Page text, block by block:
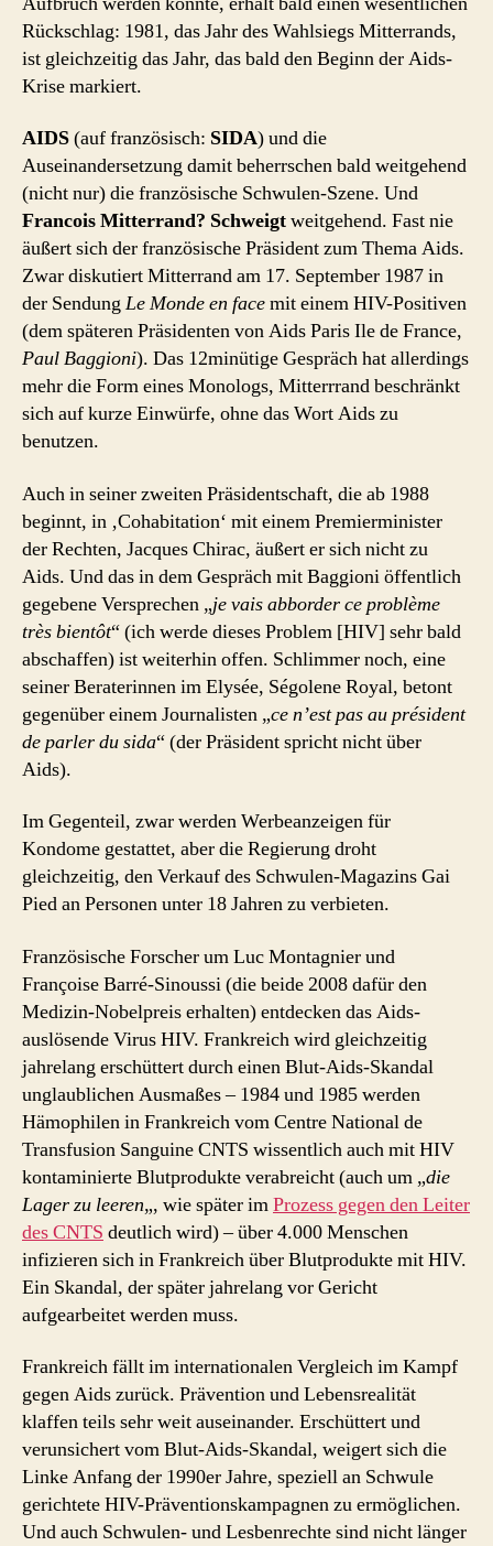
Rückschlag: 1981, das Jahr des Wahlsiegs Mitterrands,
ist gleichzeitig das Jahr, das bald den Beginn der Aids-
Krise markiert.
AIDS(auf französisch: SIDA) und die
Auseinandersetzung damit beherrschen bald weitgehend
(nicht nur) die französische Schwulen-Szene. Und
Francois Mitterrand? Schweigtweitgehend. Fast nie
äußert sich der französische Präsident zum Thema Aids.
Zwar diskutiert Mitterrand am 17. September 1987 in
der SendungLe Monde en facemit einem HIV-Positiven
(dem späteren Präsidenten von Aids Paris Ile de France,
Paul Baggioni). Das 12minütige Gespräch hat allerdings
mehr die Form eines Monologs, Mitterrrand beschränkt
sich auf kurze Einwürfe, ohne das Wort Aids zu
benutzen.
Auch in seiner zweiten Präsidentschaft, die ab 1988
beginnt, in ‚Cohabitation‘ mit einem Premierminister
der Rechten, Jacques Chirac, äußert er sich nicht zu
Aids. Und das in dem Gespräch mit Baggioni öffentlich
gegebene Versprechen „je vais abborder ce problème
très bientôt“ (ich werde dieses Problem [HIV] sehr bald
abschaffen) ist weiterhin offen. Schlimmer noch, eine
seiner Beraterinnen im Elysée, Ségolene Royal, betont
gegenüber einem Journalisten „ce n’est pas au président
de parler du sida“ (der Präsident spricht nicht über
Aids).
Im Gegenteil, zwar werden Werbeanzeigen für
Kondome gestattet, aber die Regierung droht
gleichzeitig, den Verkauf des Schwulen-Magazins Gai
Pied an Personen unter 18 Jahren zu verbieten.
Französische Forscher um Luc Montagnier und
Françoise Barré-Sinoussi (die beide 2008 dafür den
Medizin-Nobelpreis erhalten) entdecken das Aids-
auslösende Virus HIV. Frankreich wird gleichzeitig
jahrelang erschüttert durch einen Blut-Aids-Skandal
unglaublichen Ausmaßes – 1984 und 1985 werden
Hämophilen in Frankreich vom Centre National de
Transfusion Sanguine CNTS wissentlich auch mit HIV
kontaminierte Blutprodukte verabreicht (auch um „die
Lager zu leeren„, wie später imProzess gegen den Leiter
des CNTS deutlich wird) – über 4.000 Menschen
infizieren sich in Frankreich über Blutprodukte mit HIV.
Ein Skandal, der später jahrelang vor Gericht
aufgearbeitet werden muss.
Frankreich fällt im internationalen Vergleich im Kampf
gegen Aids zurück. Prävention und Lebensrealität
klaffen teils sehr weit auseinander. Erschüttert und
verunsichert vom Blut-Aids-Skandal, weigert sich die
Linke Anfang der 1990er Jahre, speziell an Schwule
gerichtete HIV-Präventionskampagnen zu ermöglichen.
Und auch Schwulen- und Lesbenrechte sind nicht länger